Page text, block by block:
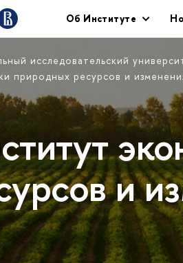
Об Институте
исследовательский
природных ресурсов и
и